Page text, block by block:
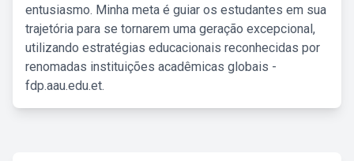
entusiasmo. Minha meta é guiar os estudantes em sua
trajetória para se tornarem uma geração excepcional,
utilizando estratégias educacionais reconhecidas por
renomadas instituições acadêmicas globais -
fdp.aau.edu.et.